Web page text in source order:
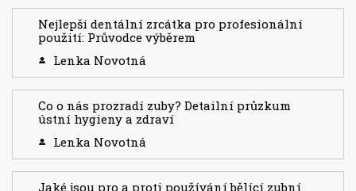
Nejlepší dentální zrcátka pro profesionální
použití: Průvodce výběrem
Lenka Novotná
Co o nás prozradí zuby? Detailní průzkum
ústní hygieny a zdraví
Lenka Novotná
Jaké jsou pro a proti používání bělící zubní